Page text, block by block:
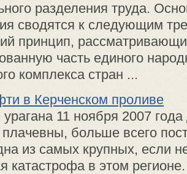
разделения труда.
сводятся к следующим
принцип,
часть единого
комплекса стран ...
в Керченском проливе
11 ноября 2007
больше всего
из самых крупных, если
катастрофа в этом